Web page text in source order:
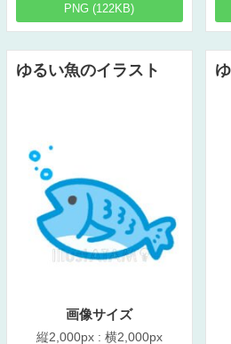
PNG (122KB)
ゆるい魚のイラスト
画像サイズ
縦2,000px : 横2,000px